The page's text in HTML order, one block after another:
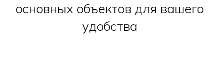
основных объектов для вашего
удобства